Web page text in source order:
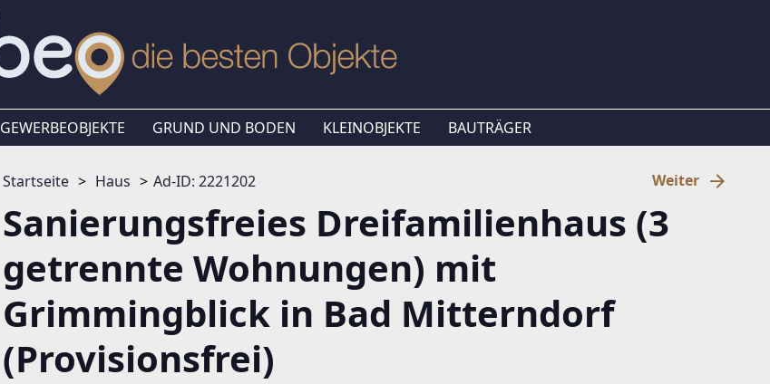
GEWERBEOBJEKTE GRUND UND BODEN KLEINOBJEKTE BAUTRÄGER
Startseite Haus Ad-ID: 2221202 Weiter
Sanierungsfreies Dreifamilienhaus (3
getrennte Wohnungen) mit
Grimmingblick in Bad Mitterndorf
(Provisionsfrei)